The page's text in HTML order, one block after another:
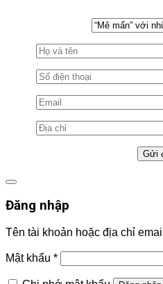
Đăng nhập
Tên tài khoản hoặc địa chỉ email
Mật khẩu *